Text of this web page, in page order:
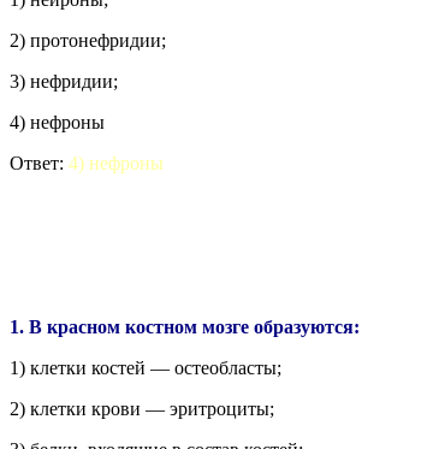
2) протонефридии;
3) нефридии;
4) нефроны
Ответ: 4) нефроны
1. В красном костном мозге образуются:
1) клетки костей — остеобласты;
2) клетки крови — эритроциты;